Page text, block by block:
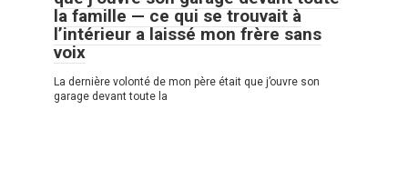
la famille — ce qui se trouvait à
l’intérieur a laissé mon frère sans
voix
La dernière volonté de mon père était que j’ouvre son
garage devant toute la